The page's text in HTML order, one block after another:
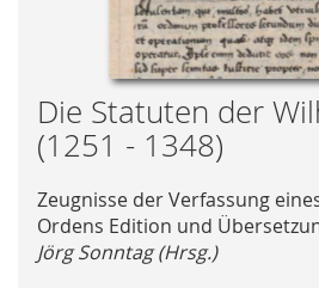
Skip
to
the
of
the
images
Die Statuten der
(1251 - 1348)
Zeugnisse der Verfassung
Ordens Edition und
Jörg Sonntag (Hrsg.)